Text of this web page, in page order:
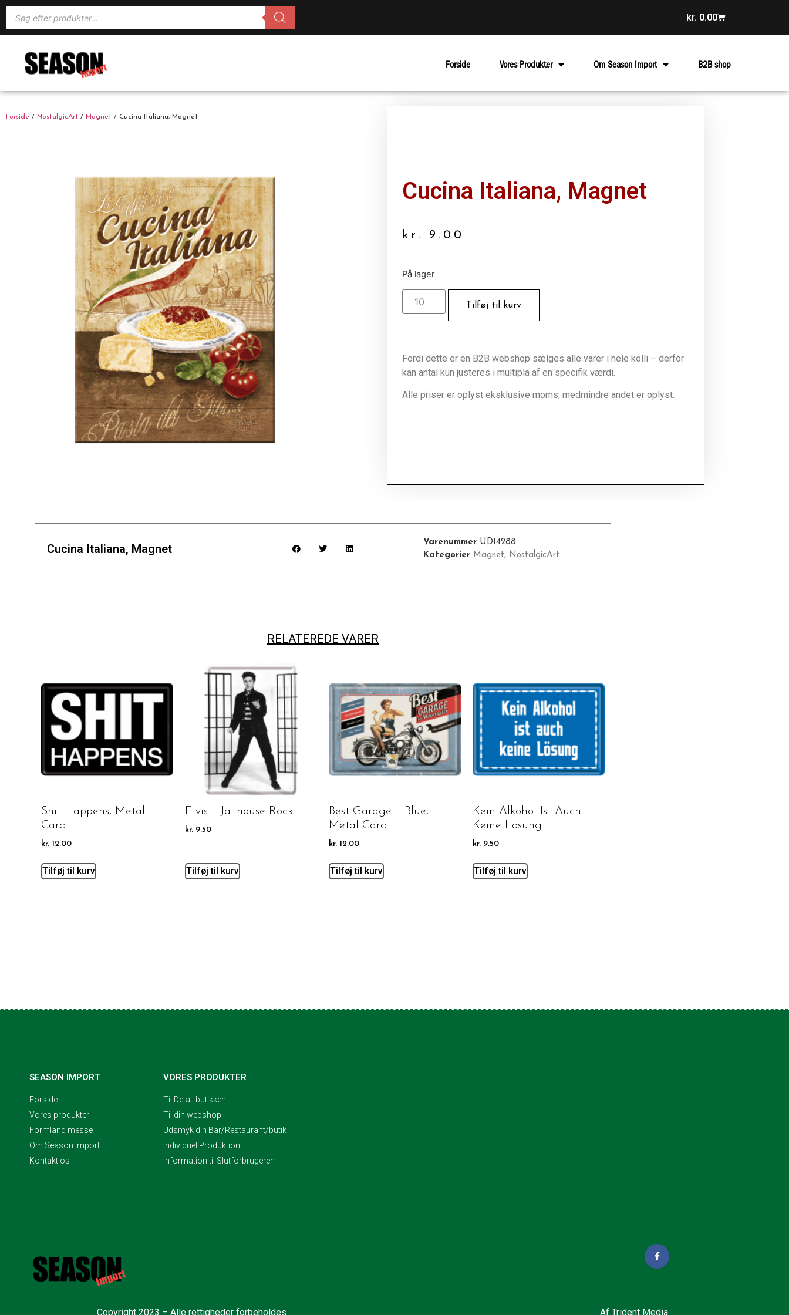
kr. 0.00
Forside Vores Produkter Om Season Import B2B shop
Forside / NostalgicArt / Magnet / Cucina Italiana, Magnet
Cucina Italiana, Magnet
kr. 9.00
På lager
Tilføj til kurv
Fordi dette er en B2B webshop sælges alle varer i hele kolli – derfor
kan antal kun justeres i multipla af en specifik værdi.
Alle priser er oplyst eksklusive moms, medmindre andet er oplyst.
Cucina Italiana, Magnet Varenummer UD14288
Kategorier Magnet, NostalgicArt
RELATEREDE VARER
Shit Happens, Metal
Card
kr. 12.00
Tilføj til kurv
Elvis – Jailhouse Rock
kr. 9.50
Tilføj til kurv
Best Garage – Blue,
Metal Card
kr. 12.00
Tilføj til kurv
Kein Alkohol Ist Auch
Keine Lösung
kr. 9.50
Tilføj til kurv
SEASON IMPORT
Forside
Vores produkter
Formland messe
Om Season Import
Kontakt os
VORES PRODUKTER
Til Detail butikken
Til din webshop
Udsmyk din Bar/Restaurant/butik
Individuel Produktion
Information til Slutforbrugeren
Copyright 2023 – Alle rettigheder forbeholdes AfTrident Media